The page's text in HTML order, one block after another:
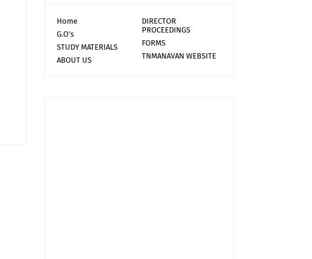
Home
DIRECTOR
PROCEEDINGS
G.O's
FORMS
STUDY MATERIALS
TNMANAVAN WEBSITE
ABOUT US